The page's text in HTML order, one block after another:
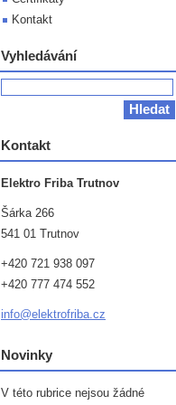
Kontakt
Vyhledávání
Kontakt
Elektro Friba Trutnov
Šárka 266
541 01 Trutnov
+420 721 938 097
+420 777 474 552
info@elektrofriba.cz
Novinky
V této rubrice nejsou žádné